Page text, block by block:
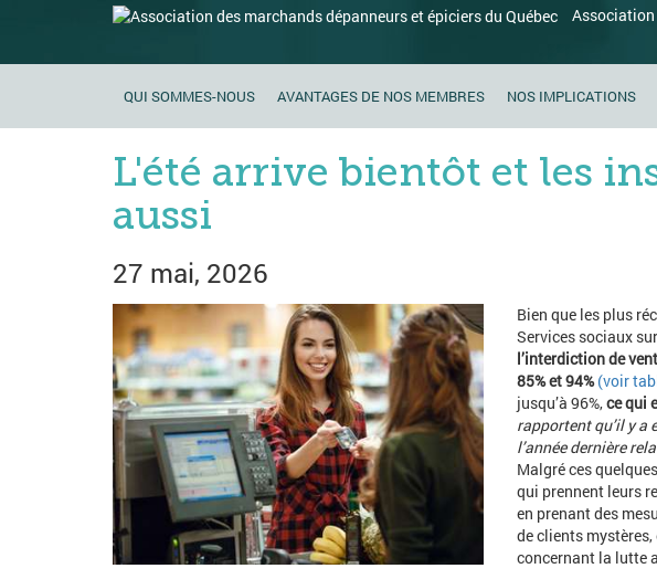
Association
QUI SOMMES-NOUS AVANTAGES DE NOS MEMBRES NOS IMPLICATIONS
L'été arrive bientôt et les
aussi
27 mai, 2026
Bien que les plus
Services sociaux
l’interdiction de
85% et 94% (voir
jusqu’à 96%,ce qui
rapportent qu’il y
l’année dernière
Malgré ces
qui prennent leurs
en prenant des
de clients
concernant la lutte